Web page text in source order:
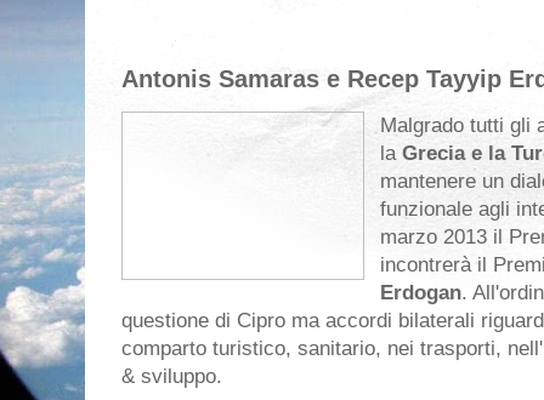
Antonis Samaras e Recep Tayyip
Malgrado tutti gli
la Grecia e la
mantenere un
funzionale agli
marzo 2013 il
incontrerà il
Erdogan.
questione di Cipro ma accordi bilaterali
comparto turistico, sanitario, nei trasporti,
& sviluppo.